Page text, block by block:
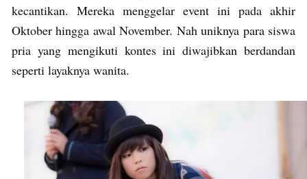
kecantikan. Mereka menggelar event ini pada akhir
Oktober hingga awal November. Nah uniknya para siswa
pria yang mengikuti kontes ini diwajibkan berdandan
seperti layaknya wanita.